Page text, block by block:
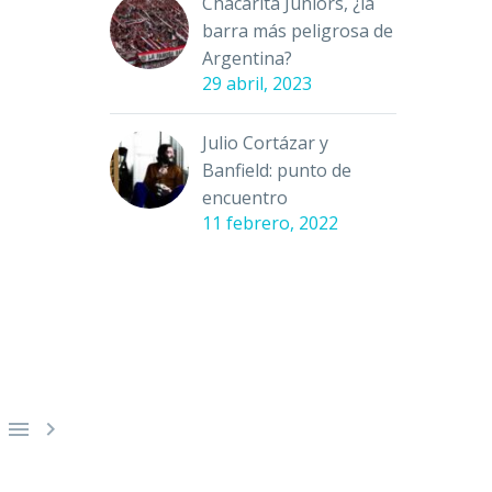
 
barra más peligrosa de
Argentina?
29 abril, 2023
Julio Cortázar y
Banfield: punto de
encuentro
11 febrero, 2022